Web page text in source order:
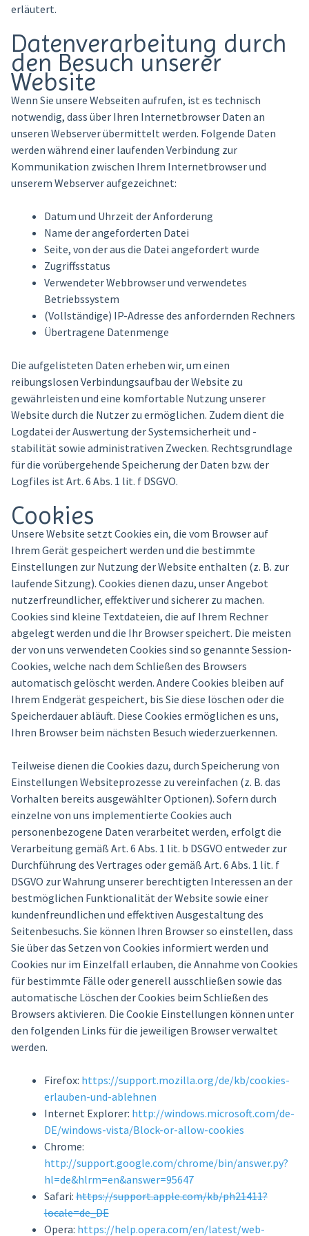
erläutert.
Datenverarbeitung durch
den Besuch unserer
Website
Wenn Sie unsere Webseiten aufrufen, ist es technisch
notwendig, dass über Ihren Internetbrowser Daten an
unseren Webserver übermittelt werden. Folgende Daten
werden während einer laufenden Verbindung zur
Kommunikation zwischen Ihrem Internetbrowser und
unserem Webserver aufgezeichnet:
Datum und Uhrzeit der Anforderung
Name der angeforderten Datei
Seite, von der aus die Datei angefordert wurde
Zugriffsstatus
Verwendeter Webbrowser und verwendetes
Betriebssystem
(Vollständige) IP-Adresse des anfordernden Rechners
Übertragene Datenmenge
Die aufgelisteten Daten erheben wir, um einen
reibungslosen Verbindungsaufbau der Website zu
gewährleisten und eine komfortable Nutzung unserer
Website durch die Nutzer zu ermöglichen. Zudem dient die
Logdatei der Auswertung der Systemsicherheit und -
stabilität sowie administrativen Zwecken. Rechtsgrundlage
für die vorübergehende Speicherung der Daten bzw. der
Logfiles ist Art. 6 Abs. 1 lit. f DSGVO.
Cookies
Unsere Website setzt Cookies ein, die vom Browser auf
Ihrem Gerät gespeichert werden und die bestimmte
Einstellungen zur Nutzung der Website enthalten (z. B. zur
laufende Sitzung). Cookies dienen dazu, unser Angebot
nutzerfreundlicher, effektiver und sicherer zu machen.
Cookies sind kleine Textdateien, die auf Ihrem Rechner
abgelegt werden und die Ihr Browser speichert. Die meisten
der von uns verwendeten Cookies sind so genannte Session-
Cookies, welche nach dem Schließen des Browsers
automatisch gelöscht werden. Andere Cookies bleiben auf
Ihrem Endgerät gespeichert, bis Sie diese löschen oder die
Speicherdauer abläuft. Diese Cookies ermöglichen es uns,
Ihren Browser beim nächsten Besuch wiederzuerkennen.
Teilweise dienen die Cookies dazu, durch Speicherung von
Einstellungen Websiteprozesse zu vereinfachen (z. B. das
Vorhalten bereits ausgewählter Optionen). Sofern durch
einzelne von uns implementierte Cookies auch
personenbezogene Daten verarbeitet werden, erfolgt die
Verarbeitung gemäß Art. 6 Abs. 1 lit. b DSGVO entweder zur
Durchführung des Vertrages oder gemäß Art. 6 Abs. 1 lit. f
DSGVO zur Wahrung unserer berechtigten Interessen an der
bestmöglichen Funktionalität der Website sowie einer
kundenfreundlichen und effektiven Ausgestaltung des
Seitenbesuchs. Sie können Ihren Browser so einstellen, dass
Sie über das Setzen von Cookies informiert werden und
Cookies nur im Einzelfall erlauben, die Annahme von Cookies
für bestimmte Fälle oder generell ausschließen sowie das
automatische Löschen der Cookies beim Schließen des
Browsers aktivieren. Die Cookie Einstellungen können unter
den folgenden Links für die jeweiligen Browser verwaltet
werden.
Firefox: https://support.mozilla.org/de/kb/cookies-
erlauben-und-ablehnen
Internet Explorer: http://windows.microsoft.com/de-
DE/windows-vista/Block-or-allow-cookies
Chrome:
http://support.google.com/chrome/bin/answer.py?
hl=de&hlrm=en&answer=95647
Safari:https://support.apple.com/kb/ph21411?
locale=de_DE
Opera: https://help.opera.com/en/latest/web-